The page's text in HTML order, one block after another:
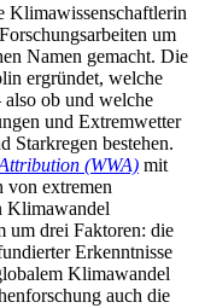
Klimawissenschaftlerin
um
Namen gemacht. Die
ergründet, welche
ob und welche
und Extremwetter
bestehen.
(WWA) mit
von extremen
Klimawandel
um drei Faktoren: die
Erkenntnisse
Klimawandel
auch die